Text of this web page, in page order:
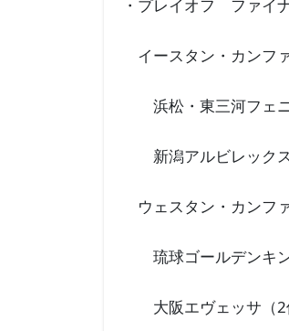
・プレイオフ ファイ
イースタン・カンフ
浜松・東三河フェニ
新潟アルビレックス
ウェスタン・カンフ
琉球ゴールデンキン
大阪エヴェッサ（2